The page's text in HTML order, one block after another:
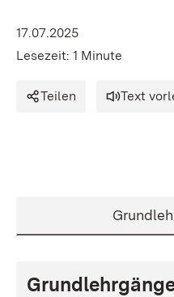
17.07.2025
Lesezeit: 1 Minute
Teilen Text
Inhalt